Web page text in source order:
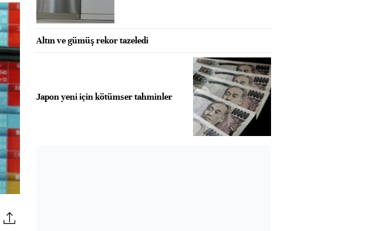
Altın ve gümüş rekor tazeledi
Japon yeni için kötümser tahminler